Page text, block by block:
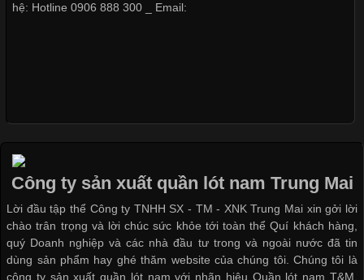
thoải mái khi mặc. Từ áo thun, đồ thể thao cho đến đồ lót nam,
vải thun luôn đóng vai trò quan trọng trong quá trình sản xuất.
Hiện nay, nhu cầu tìm kiếm quần lót nam giá
hệ: Hotline 0906 888 300 _ Email:
Công ty sản xuất quần lót nam Trung Mai
Lời đầu tập thể Công ty TNHH SX - TM - XNK Trung Mai xin gởi lời
chào trân trọng và lời chúc sức khỏe tới toàn thể Quí khách hàng,
quý Doanh nghiệp và các nhà đầu tư trong và ngoài nước đã tin
dùng sản phẩm hay ghé thăm website của chúng tôi. Chúng tôi là
công ty sản xuất quần lót nam với nhãn hiệu Quần lót nam T&M.